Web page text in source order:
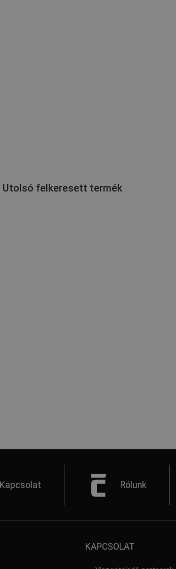
Utolsó felkeresett termék
Kapcsolat Rólunk
KAPCSOLAT